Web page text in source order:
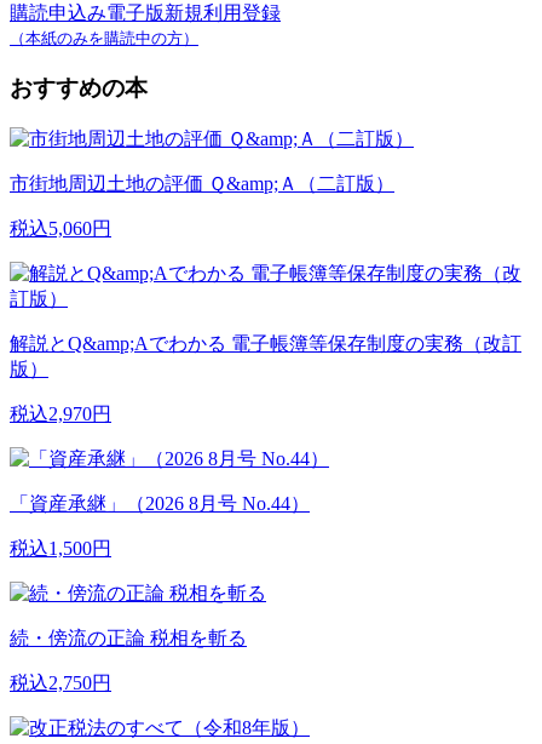
購読申込み電子版新規利用登録
（本紙のみを購読中の方）
おすすめの本
市街地周辺土地の評価 Ｑ&amp;Ａ（二訂版）
税込5,060円
解説とQ&amp;Aでわかる 電子帳簿等保存制度の実務（改訂
版）
税込2,970円
「資産承継」（2026 8月号 No.44）
税込1,500円
続・傍流の正論 税相を斬る
税込2,750円